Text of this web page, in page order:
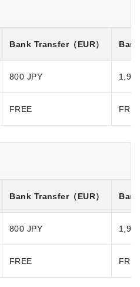
Bank Transfer（EUR）
800 JPY
FREE
Bank Transfer（EUR）
800 JPY
FREE